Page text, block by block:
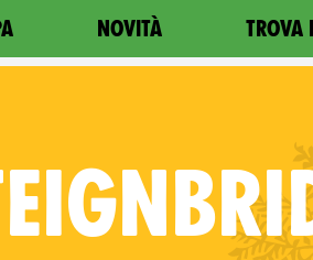
NOVITÀ TROVA